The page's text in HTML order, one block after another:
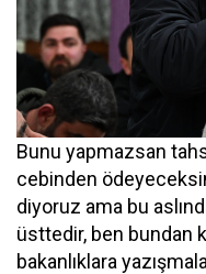
Bunu yapmazsan
cebinden
diyoruz ama bu
üsttedir, ben bundan
bakanlıklara